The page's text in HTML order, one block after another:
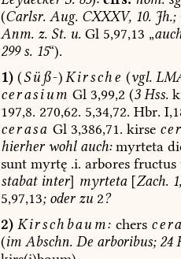
(Carlsr.Aug.CXXXV,10.Jh.;
Anm.z.St.u.Gl5,97,13 „
299s.15“).
1) (Süß-)Kirsche (vgl.
cerasium Gl 3,99,2 (3Hss.
197,8. 270,62. 5,34,72. Hbr.
cerasa Gl3,386,71. kirse
hierherwohlauch:myrteta
suntmyrtę.i. arboresfructus
stabat inter] myrteta[Zach.
5,97,13;oderzu2?
2) Kirschbaum: chers
(im Abschn.Dearboribus;24